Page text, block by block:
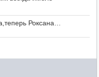
Роксана…